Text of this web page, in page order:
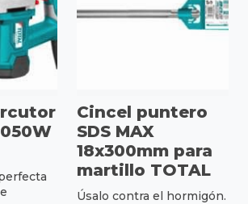
Cincel puntero
SDS MAX
18x300mm para
martillo TOTAL
Úsalo contra el hormigón.